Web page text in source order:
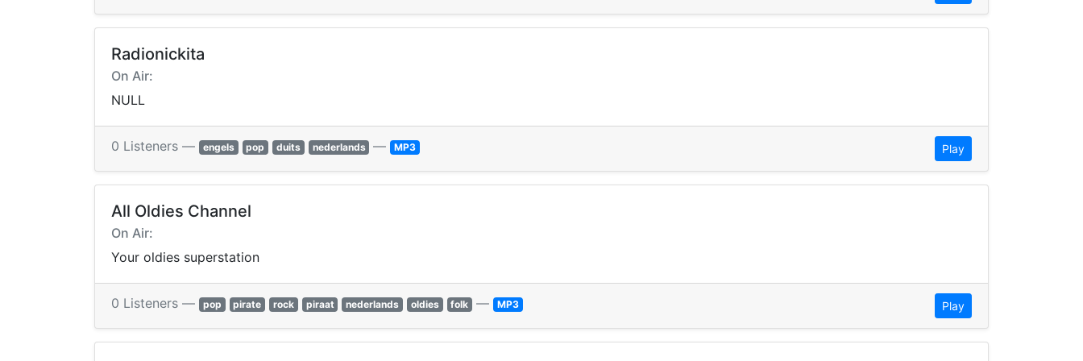
Radionickita
On Air:
NULL
0 Listeners — engels pop duits nederlands — MP3 Play
All Oldies Channel
On Air:
Your oldies superstation
0 Listeners — pop pirate rock piraat nederlands oldies folk — MP3 Play